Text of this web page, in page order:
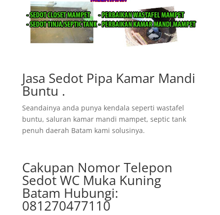
Jasa Sedot Pipa Kamar Mandi
Buntu .
Seandainya anda punya kendala seperti wastafel
buntu, saluran kamar mandi mampet, septic tank
penuh daerah Batam kami solusinya.
Cakupan Nomor Telepon
Sedot WC Muka Kuning
Batam Hubungi:
081270477110